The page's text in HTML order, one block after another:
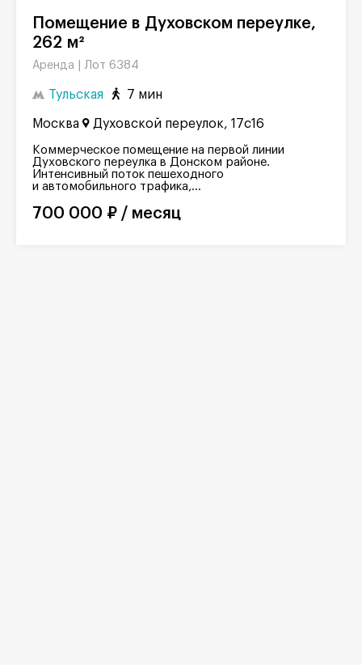
262 м²
Аренда | Лот 6384
Тульская 7 мин
Москва Духовской переулок, 17с16
Коммерческое помещение на первой линии
Духовского переулка в Донском районе.
Интенсивный поток пешеходного
и автомобильного трафика,...
700 000 ₽ / месяц